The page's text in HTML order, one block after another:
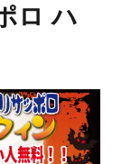
ロ ハ